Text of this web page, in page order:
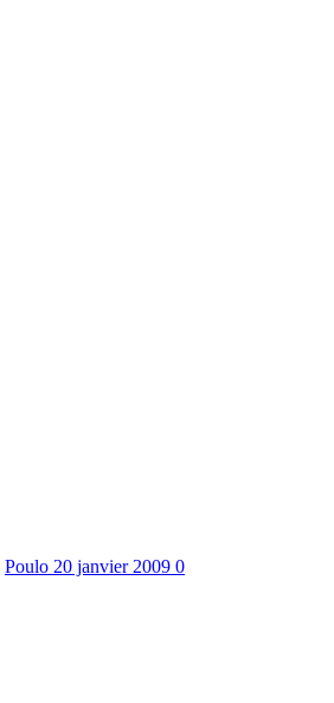
Poulo 20 janvier 2009 0